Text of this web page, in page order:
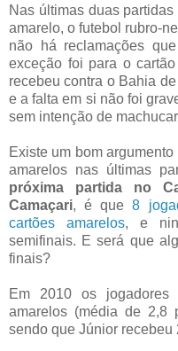
Nas últimas duas
amarelo, o futebol rubro-
não há reclamações
exceção foi para o
recebeu contra o Bahia
e a falta em si não foi
sem intenção de
Existe um bom
amarelos nas últimas
próxima partida no
Camaçari, é que8
cartões amarelos, e
semifinais. E será que
finais?
Em 2010 os
amarelos (média de 2,8
sendo que Júnior recebeu